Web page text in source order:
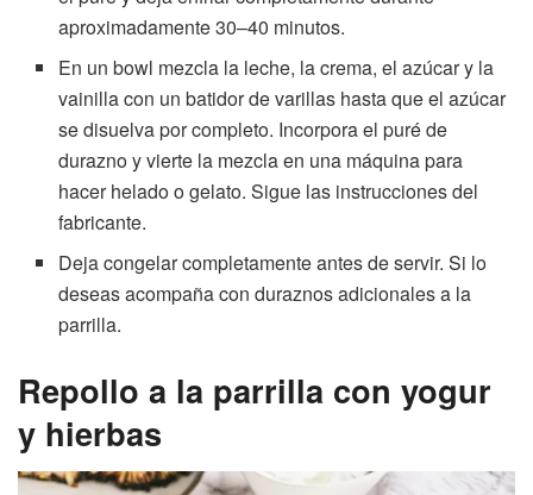
aproximadamente 30–40 minutos.
En un bowl mezcla la leche, la crema, el azúcar y la
vainilla con un batidor de varillas hasta que el azúcar
se disuelva por completo. Incorpora el puré de
durazno y vierte la mezcla en una máquina para
hacer helado o gelato. Sigue las instrucciones del
fabricante.
Deja congelar completamente antes de servir. Si lo
deseas acompaña con duraznos adicionales a la
parrilla.
Repollo a la parrilla con yogur
y hierbas